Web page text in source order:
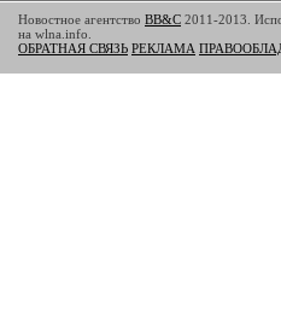
Новостное агентство BB&C 2011-2013.
на wlna.info.
ОБРАТНАЯ СВЯЗЬ РЕКЛАМА